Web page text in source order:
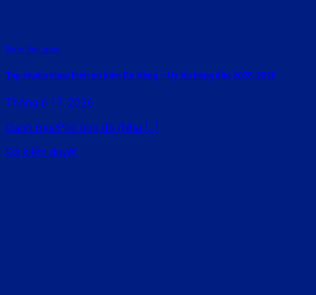
Rate this post
Top studio chụp hình sự kiện Đà Nẵng – Uy tín hàng đầu 2025-2026
Tháng 6 17, 2026
Danh mụcPhố ông đồ (Nhà [...]
Đã kiểm duyệt